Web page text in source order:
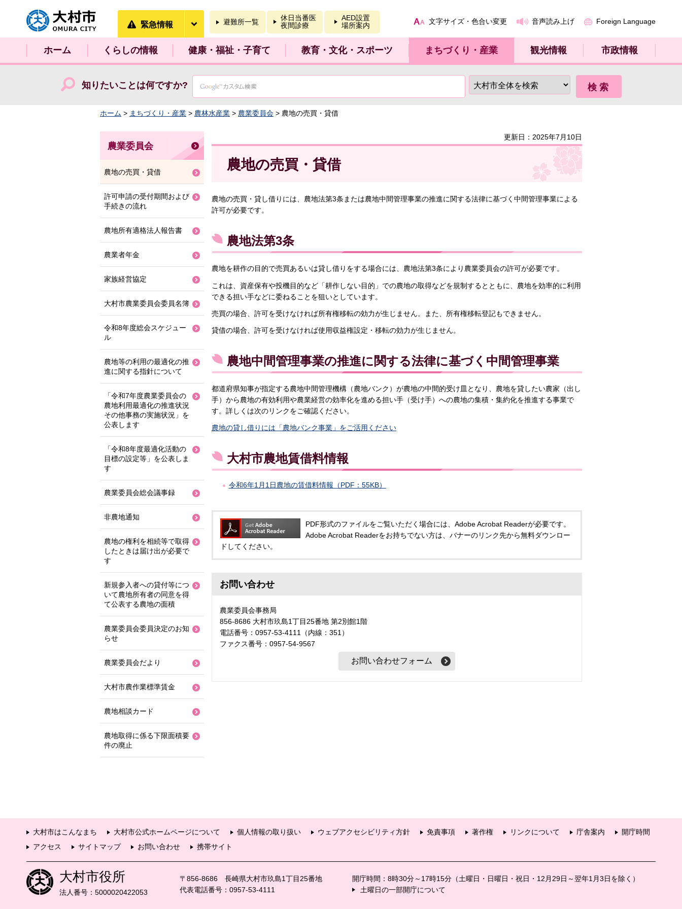
大村市
緊急情報 避難所一覧
休日当番医
夜間診療
AED設置
場所案内
文字サイズ・色合い変更 音声読み上げ Foreign Language
ホーム くらしの情報 健康・福祉・子育て 教育・文化・スポーツ まちづくり・産業 観光情報 市政情報
知りたいことは何ですか?
ホーム > まちづくり・産業 > 農林水産業 > 農業委員会 > 農地の売買・貸借
更新日：2025年7月10日
農地の売買・貸借
農地の売買・貸し借りには、農地法第3条または農地中間管理事業の推進に関する法律に基づく中間管理事業による
許可が必要です。
農地法第3条
農地を耕作の目的で売買あるいは貸し借りをする場合には、農地法第3条により農業委員会の許可が必要です。
これは、資産保有や投機目的など「耕作しない目的」での農地の取得などを規制するとともに、農地を効率的に利用
できる担い手などに委ねることを狙いとしています。
売買の場合、許可を受けなければ所有権移転の効力が生じません。また、所有権移転登記もできません。
貸借の場合、許可を受けなければ使用収益権設定・移転の効力が生じません。
農地中間管理事業の推進に関する法律に基づく中間管理事業
都道府県知事が指定する農地中間管理機構（農地バンク）が農地の中間的受け皿となり、農地を貸したい農家（出し
手）から農地の有効利用や農業経営の効率化を進める担い手（受け手）への農地の集積・集約化を推進する事業で
す。詳しくは次のリンクをご確認ください。
農地の貸し借りには「農地バンク事業」をご活用ください
大村市農地賃借料情報
令和6年1月1日農地の賃借料情報（PDF：55KB）
PDF形式のファイルをご覧いただく場合には、Adobe Acrobat Readerが必要です。
Adobe Acrobat Readerをお持ちでない方は、バナーのリンク先から無料ダウンロー
ドしてください。
お問い合わせ
農業委員会事務局
856-8686 大村市玖島1丁目25番地 第2別館1階
電話番号：0957-53-4111（内線：351）
ファクス番号：0957-54-9567
農業委員会
農地の売買・貸借
許可申請の受付期間および
手続きの流れ
農地所有適格法人報告書
農業者年金
家族経営協定
大村市農業委員会委員名簿
令和8年度総会スケジュー
ル
農地等の利用の最適化の推
進に関する指針について
「令和7年度農業委員会の
農地利用最適化の推進状況
その他事務の実施状況」を
公表します
「令和8年度最適化活動の
目標の設定等」を公表しま
す
農業委員会総会議事録
非農地通知
農地の権利を相続等で取得
したときは届け出が必要で
す
新規参入者への貸付等につ
いて農地所有者の同意を得
て公表する農地の面積
農業委員会委員決定のお知
らせ
農業委員会だより
大村市農作業標準賃金
農地相談カード
農地取得に係る下限面積要
件の廃止
大村市はこんなまち 大村市公式ホームページについて 個人情報の取り扱い ウェブアクセシビリティ方針 免責事項 著作権 リンクについて 庁舎案内
開庁時間
アクセス
サイトマップ お問い合わせ 携帯サイト
大村市役所
法人番号：5000020422053
〒856-8686 長崎県大村市玖島1丁目25番地
代表電話番号：0957-53-4111
開庁時間：8時30分～17時15分（土曜日・日曜日・祝日・12月29日～翌年1月3日を除く）
土曜日の一部開庁について